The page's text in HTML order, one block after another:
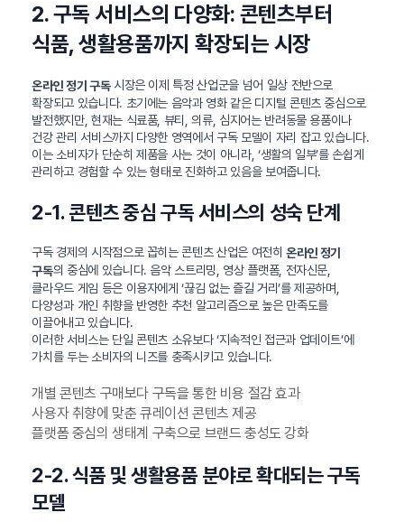
2. 구독 서비스의 다양화: 콘텐츠부터
식품, 생활용품까지 확장되는 시장
온라인 정기 구독시장은 이제 특정 산업군을 넘어 일상 전반으로
확장되고 있습니다. 초기에는 음악과 영화 같은 디지털 콘텐츠 중심으로
발전했지만, 현재는 식료품, 뷰티, 의류, 심지어는 반려동물 용품이나
건강 관리 서비스까지 다양한 영역에서 구독 모델이 자리 잡고 있습니다.
이는 소비자가 단순히 제품을 사는 것이 아니라, ‘생활의 일부’를 손쉽게
관리하고 경험할 수 있는 형태로 진화하고 있음을 보여줍니다.
2-1. 콘텐츠 중심 구독 서비스의 성숙 단계
구독 경제의 시작점으로 꼽히는 콘텐츠 산업은 여전히온라인 정기
구독의 중심에 있습니다. 음악 스트리밍, 영상 플랫폼, 전자신문,
클라우드 게임 등은 이용자에게 ‘끊김 없는 즐길 거리’를 제공하며,
다양성과 개인 취향을 반영한 추천 알고리즘으로 높은 만족도를
이끌어내고 있습니다.
이러한 서비스는 단일 콘텐츠 소유보다 ‘지속적인 접근과 업데이트’에
가치를 두는 소비자의 니즈를 충족시키고 있습니다.
개별 콘텐츠 구매보다 구독을 통한 비용 절감 효과
사용자 취향에 맞춘 큐레이션 콘텐츠 제공
플랫폼 중심의 생태계 구축으로 브랜드 충성도 강화
2-2. 식품 및 생활용품 분야로 확대되는 구독
모델